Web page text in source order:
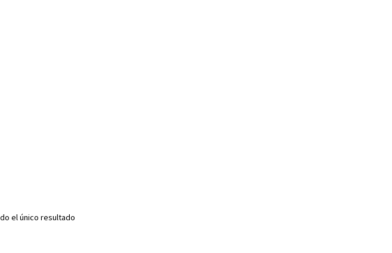
el único resultado